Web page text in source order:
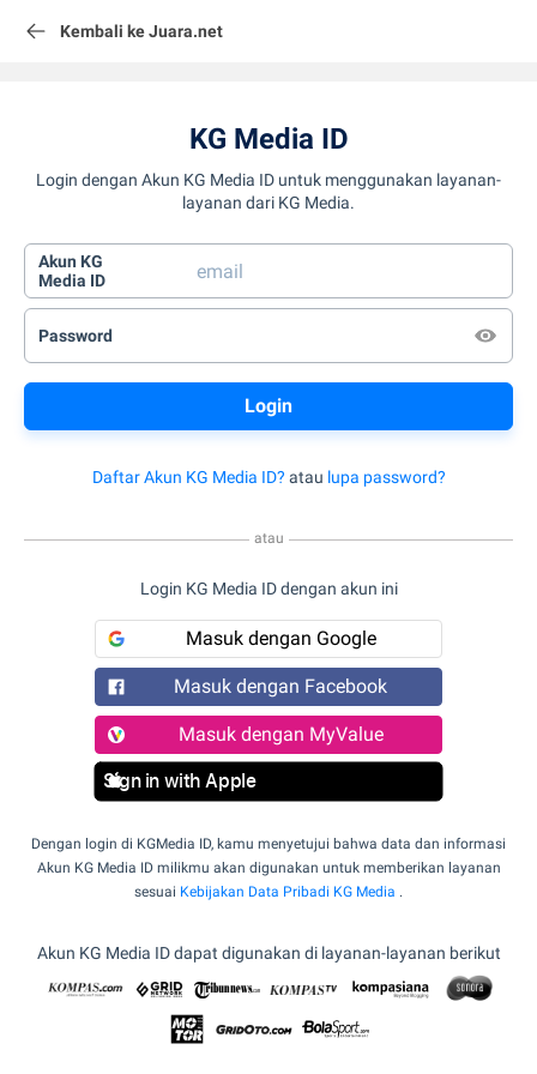
Kembali ke Juara.net
KG Media ID
Login dengan Akun KG Media ID untuk menggunakan layanan-
layanan dari KG Media.
Akun KG
Media ID
Password
Daftar Akun KG Media ID? atau lupa password?
atau
Login KG Media ID dengan akun ini
Masuk dengan Google
Masuk dengan Facebook
Masuk dengan MyValue
Sign in with Apple
Dengan login di KGMedia ID, kamu menyetujui bahwa data dan informasi
Akun KG Media ID milikmu akan digunakan untuk memberikan layanan
sesuai Kebijakan Data Pribadi KG Media .
Akun KG Media ID dapat digunakan di layanan-layanan berikut